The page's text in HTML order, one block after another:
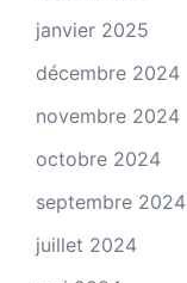
janvier 2025
décembre 2024
novembre 2024
octobre 2024
septembre 2024
juillet 2024